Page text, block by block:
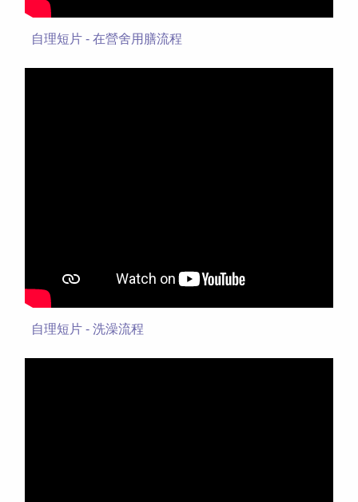
自理短片 - 在營舍用膳流程
自理短片 - 洗澡流程